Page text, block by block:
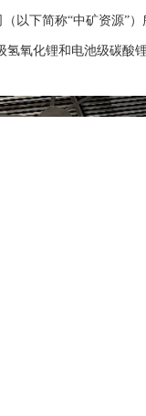
（以下简称“中矿资源”
氢氧化锂和电池级碳酸